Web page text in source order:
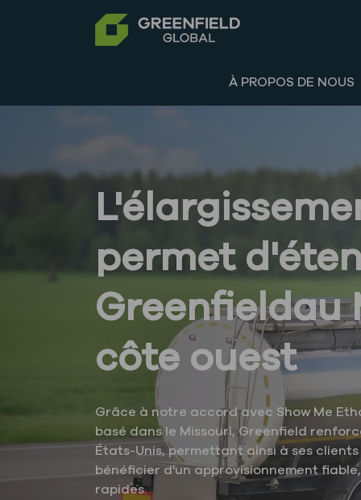
À PROPOS DE NOUS
permet
Greenfieldau
côte ouest
Grâce à notre accord avec Show Me
basé dans le Missouri, Greenfield
États-Unis, permettant ainsi à ses
bénéficier d'un approvisionnement
rapides.